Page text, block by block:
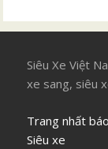
Siêu Xe Việt
xe sang, siêu
Trang nhất báo
Siêu xe